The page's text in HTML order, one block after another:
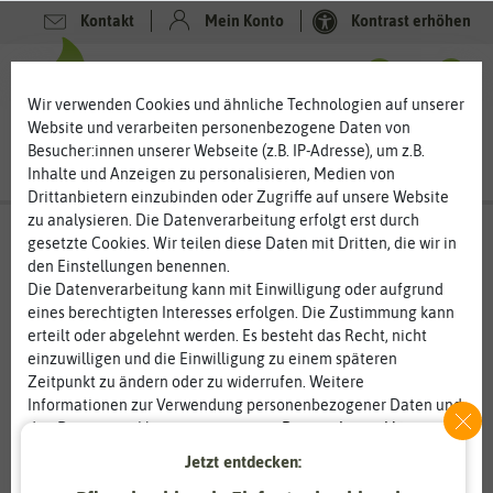
Kontakt Mein Konto Kontrast erhöhen
-80%
Wir verwenden Cookies und ähnliche Technologien auf unserer
Website und verarbeiten personenbezogene Daten von
Besucher:innen unserer Webseite (z.B. IP-Adresse), um z.B.
Inhalte und Anzeigen zu personalisieren, Medien von
Drittanbietern einzubinden oder Zugriffe auf unsere Website
zu analysieren. Die Datenverarbeitung erfolgt erst durch
gesetzte Cookies. Wir teilen diese Daten mit Dritten, die wir in
den Einstellungen benennen.
Die Datenverarbeitung kann mit Einwilligung oder aufgrund
eines berechtigten Interesses erfolgen. Die Zustimmung kann
erteilt oder abgelehnt werden. Es besteht das Recht, nicht
einzuwilligen und die Einwilligung zu einem späteren
Zeitpunkt zu ändern oder zu widerrufen. Weitere
Informationen zur Verwendung personenbezogener Daten und
den Diensten erklären wir in unsererDaten­schutz­erklärung.
Jetzt entdecken: